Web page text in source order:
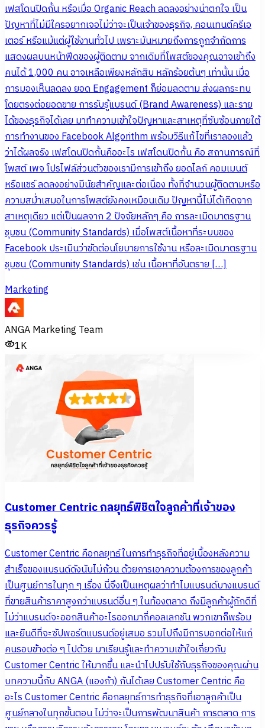
เฟสโดนปิดกั้น หรือเมื่อ Organic Reach ลดลงอย่างน่าตกใจ เป็น
ปัญหาที่ไม่มีใครอยากเจอไม่ว่าจะเป็นเจ้าของธุรกิจ, คอนเทนต์ครีเอ
เตอร์ หรือแม้แต่ผู้ใช้งานทั่วไป เพราะมันหมายถึงการถูกจำกัดการ
แสดงผลบนหน้าฟีดของผู้ติดตาม จากเดิมที่โพสต์ของคุณอาจเข้าถึง
คนได้ 1,000 คน อาจเหลือเพียงหลักสิบ หลักร้อยต้นๆ เท่านั้น เมื่อ
การมองเห็นลดลง ยอด Engagement ก็ย่อมลดตาม ส่งผลกระทบ
โดยตรงต่อยอดขาย การรับรู้แบรนด์ (Brand Awareness) และราย
ได้ของธุรกิจได้เลย มาทำความเข้าใจปัญหาและสาเหตุที่ซับซ้อนภายใต้
การทำงานของ Facebook Algorithm พร้อมวิธีแก้ไขที่เราลองแล้ว
ว่าได้ผลจริง เฟสโดนปิดกั้นคืออะไร เฟสโดนปิดกั้น คือ สถานการณ์ที่
โพสต์ เพจ โปรไฟล์ส่วนตัวของเรามีการเข้าถึง ยอดไลก์ คอมเมนต์
หรือแชร์ ลดลงอย่างมีนัยสำคัญและต่อเนื่อง ทั้งที่จำนวนผู้ติดตามหรือ
ความสม่ำเสมอในการโพสต์ยังคงเหมือนเดิม ปัญหานี้ไม่ได้เกิดจาก
สาเหตุเดียว แต่เป็นผลจาก 2 ปัจจัยหลักๆ คือ การละเมิดมาตรฐาน
ชุมชน (Community Standards) เมื่อโพสต์เนื้อหาที่ระบบของ
Facebook ประเมินว่าขัดต่อนโยบายการใช้งาน หรือละเมิดมาตรฐาน
ชุมชน (Community Standards) เช่น เนื้อหาที่อันตราย […]
Marketing
ANGA Marketing Team
1K
Customer Centric กลยุทธ์พิชิตใจลูกค้าที่เจ้าของ
ธุรกิจควรรู้
Customer Centric คือกลยุทธ์ในการทำธุรกิจที่อยู่เบื้องหลังความ
สำเร็จของแบรนด์ดังนับไม่ถ้วน ด้วยการเอาความต้องการของลูกค้า
เป็นศูนย์การในทุก ๆ เรื่อง นี่จึงเป็นเหตุผลว่าทำไมแบรนด์บางแบรนด์
ที่ขายสินค้าราคาสูงกว่าแบรนด์อื่น ๆ ในท้องตลาด ถึงมีลูกค้าผู้ภักดีที่
ไม่ว่าแบรนด์จะออกสินค้าอะไรออกมากี่คอลเลกชัน พวกเขาก็พร้อม
และยินดีที่จะซัปพอร์ตแบรนด์อยู่เสมอ รวมไปถึงมีการบอกต่อให้แก่
คนรอบข้างต่อ ๆ ไปด้วย มาเรียนรู้และทำความเข้าใจเกี่ยวกับ
Customer Centric ให้มากขึ้น และนำไปปรับใช้กับธุรกิจของคุณผ่าน
บทความนี้กับ ANGA (แองก้า) กันได้เลย Customer Centric คือ
อะไร Customer Centric คือกลยุทธ์การทำธุรกิจที่เอาลูกค้าเป็น
ศูนย์กลางในทุกขั้นตอน ไม่ว่าจะเป็นการพัฒนาสินค้า การตลาด การ